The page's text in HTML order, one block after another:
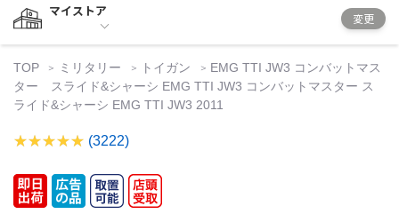
マイストア
変更
TOP ミリタリー トイガン
EMG TTI JW3 コンバットマス
ター スライド&シャーシ EMG TTI JW3 コンバットマスター ス
ライド&シャーシ EMG TTI JW3 2011
(3222)